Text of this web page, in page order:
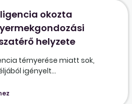
okozta
helyzete
térnyerése miatt sok,
igényelt...